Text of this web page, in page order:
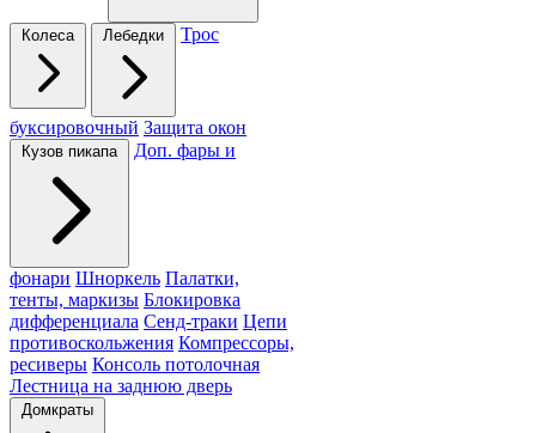
Колеса Лебедки Трос
буксировочный Защита окон
Кузов пикапа Доп. фары и
фонари Шноркель Палатки,
тенты, маркизы Блокировка
дифференциала Сенд-траки Цепи
противоскольжения Компрессоры,
ресиверы Консоль потолочная
Лестница на заднюю дверь
Домкраты